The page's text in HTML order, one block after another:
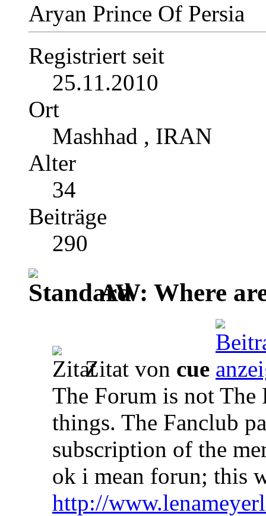
Aryan Prince Of Persia
Registriert seit
25.11.2010
Ort
Mashhad , IRAN
Alter
34
Beiträge
290
AW: Where
Zitat von cue
The Forum is not The
things. The Fanclub
subscription of the
ok i mean forun; this
http://